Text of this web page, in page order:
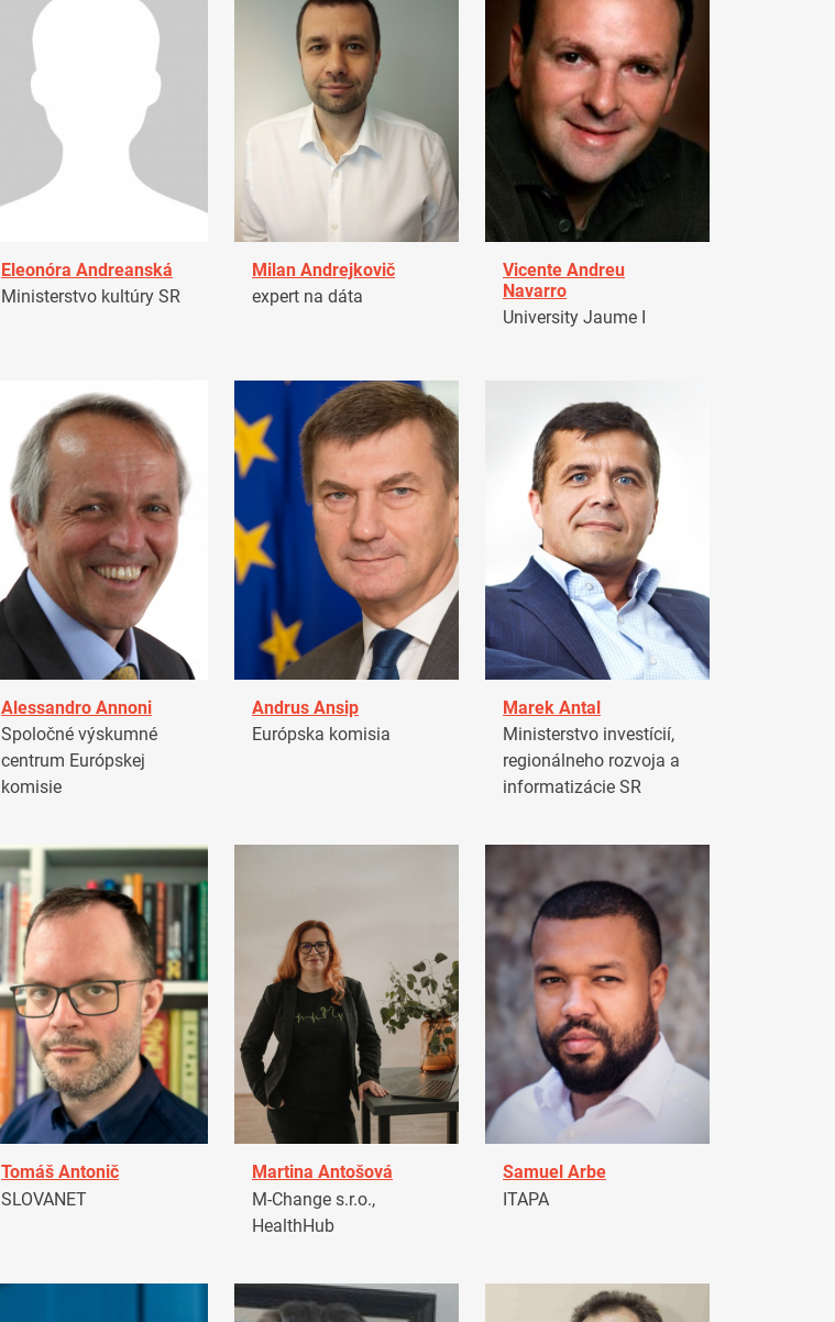
Eleonóra Andreanská
Ministerstvo kultúry SR
Milan Andrejkovič
expert na dáta
Vicente Andreu
Navarro
University Jaume I
Alessandro Annoni
Spoločné výskumné
centrum Európskej
komisie
Andrus Ansip
Európska komisia
Marek Antal
Ministerstvo investícií,
regionálneho rozvoja a
informatizácie SR
Tomáš Antonič
SLOVANET
Martina Antošová
M-Change s.r.o.,
HealthHub
Samuel Arbe
ITAPA